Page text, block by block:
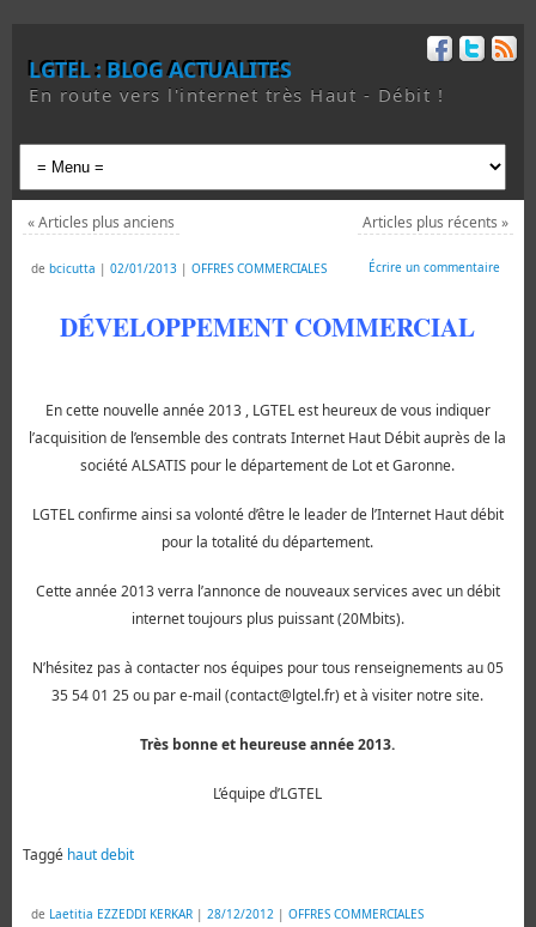
LGTEL : BLOG ACTUALITES
En route vers l'internet très Haut - Débit !
«Articles plus anciens Articles plus récents»
de bcicutta | 02/01/2013 | OFFRES COMMERCIALES Écrire un commentaire
DÉVELOPPEMENT COMMERCIAL
En cette nouvelle année 2013 , LGTELest heureux de vous indiquer
l’acquisition de l’ensemble des contrats Internet Haut Débit auprès de la
société ALSATIS pour le département de Lot et Garonne.
LGTELconfirme ainsi sa volonté d’être le leader de l’Internet Haut débit
pour la totalité du département.
Cette année 2013 verra l’annonce de nouveaux services avec un débit
internet toujours plus puissant (20Mbits).
N’hésitez pas à contacter nos équipes pour tous renseignements au 05
35 54 01 25 ou par e-mail (contact@lgtel.fr) et àvisiter notre site.
Très bonne et heureuse année 2013.
L’équipe d’LGTEL
Taggé haut debit
de Laetitia EZZEDDI KERKAR | 28/12/2012 | OFFRES COMMERCIALES